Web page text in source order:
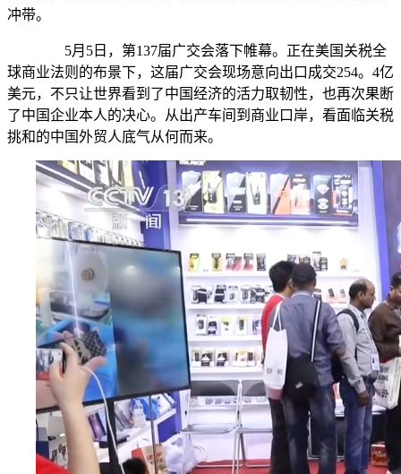
冲带。
5月5日，第137届广交会落下帷幕。正在美国关税全
球商业法则的布景下，这届广交会现场意向出口成交254。4亿
美元，不只让世界看到了中国经济的活力取韧性，也再次果断
了中国企业本人的决心。从出产车间到商业口岸，看面临关税
挑和的中国外贸人底气从何而来。